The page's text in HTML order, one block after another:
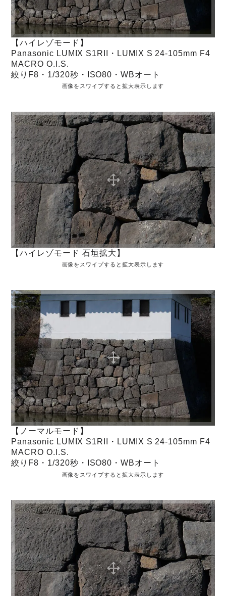
【ハイレゾモード】
Panasonic LUMIX S1RII・LUMIX S 24-105mm F4
MACRO O.I.S.
絞りF8・1/320秒・ISO80・WBオート
画像をスワイプすると拡大表示します
【ハイレゾモード 石垣拡大】
画像をスワイプすると拡大表示します
【ノーマルモード】
Panasonic LUMIX S1RII・LUMIX S 24-105mm F4
MACRO O.I.S.
絞りF8・1/320秒・ISO80・WBオート
画像をスワイプすると拡大表示します